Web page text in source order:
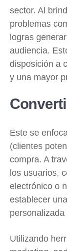
sector. Al
problemas
logras
audiencia.
disposición a
y una mayor
Este se
(clientes
compra. A
los usuarios,
electrónico o
establecer
personalizada
Utilizando